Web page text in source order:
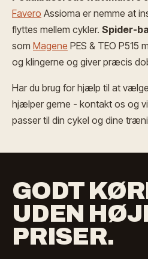
Favero Assioma er nemme at
flyttes mellem cykler. Spider-
som Magene PES & TEO P515
og klingerne og giver præcis
Har du brug for hjælp til at
hjælper gerne - kontakt os og
passer til din cykel og dine
GODT
UDEN
PRISER.